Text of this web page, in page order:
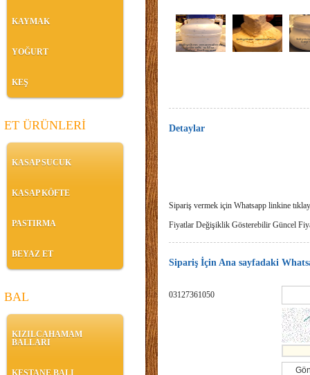
KAYMAK
YOĞURT
KEŞ
ET ÜRÜNLERİ
KASAP SUCUK
KASAP KÖFTE
PASTIRMA
BEYAZ ET
BAL
KIZILCAHAMAM
BALLARI
KESTANE BALI
Detaylar
Sipariş vermek için Whatsapp linkine
Fiyatlar Değişiklik Gösterebilir Güncel
Sipariş İçin Ana sayfadaki
03127361050